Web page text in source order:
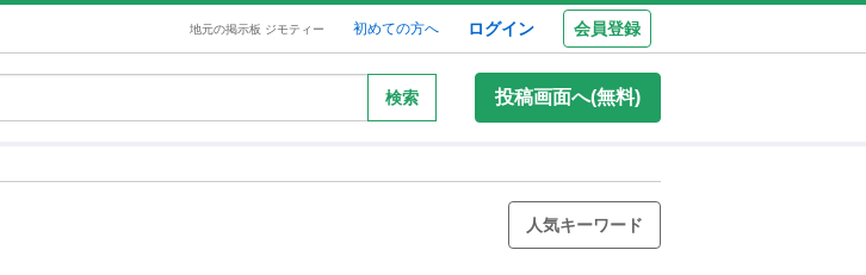
地元の掲示板 ジモティー 初めての方へ ログイン 会員登録
検索 投稿画面へ(無料)
人気キーワード